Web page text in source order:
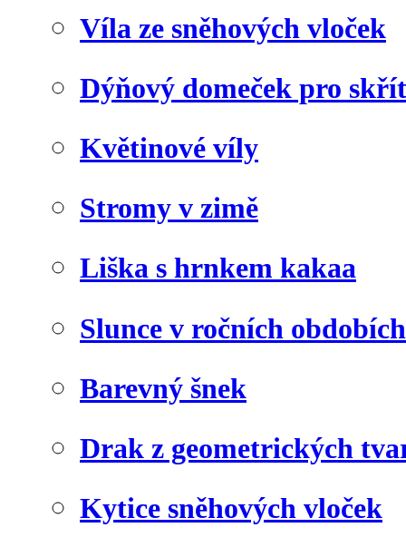
Víla ze sněhových vloček
Dýňový domeček pro
Květinové víly
Stromy v zimě
Liška s hrnkem kakaa
Slunce v ročních obdobích
Barevný šnek
Drak z geometrických
Kytice sněhových vloček